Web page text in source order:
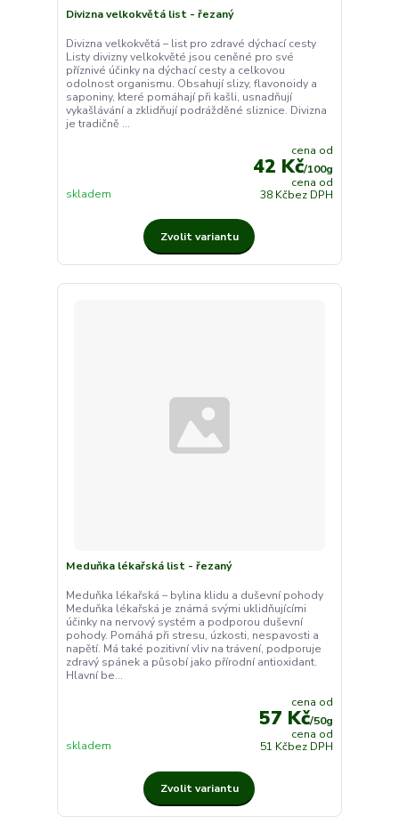
Divizna velkokvětá list - řezaný
Divizna velkokvětá – list pro zdravé dýchací cesty
Listy divizny velkokvěté jsou ceněné pro své
příznivé účinky na dýchací cesty a celkovou
odolnost organismu. Obsahují slizy, flavonoidy a
saponiny, které pomáhají při kašli, usnadňují
vykašlávání a zklidňují podrážděné sliznice. Divizna
je tradičně ...
cena od
42 Kč/100g
cena od
38 Kčbez DPH
skladem
Zvolit variantu
Meduňka lékařská list - řezaný
Meduňka lékařská – bylina klidu a duševní pohody
Meduňka lékařská je známá svými uklidňujícími
účinky na nervový systém a podporou duševní
pohody. Pomáhá při stresu, úzkosti, nespavosti a
napětí. Má také pozitivní vliv na trávení, podporuje
zdravý spánek a působí jako přírodní antioxidant.
Hlavní be...
cena od
57 Kč/50g
cena od
51 Kčbez DPH
skladem
Zvolit variantu